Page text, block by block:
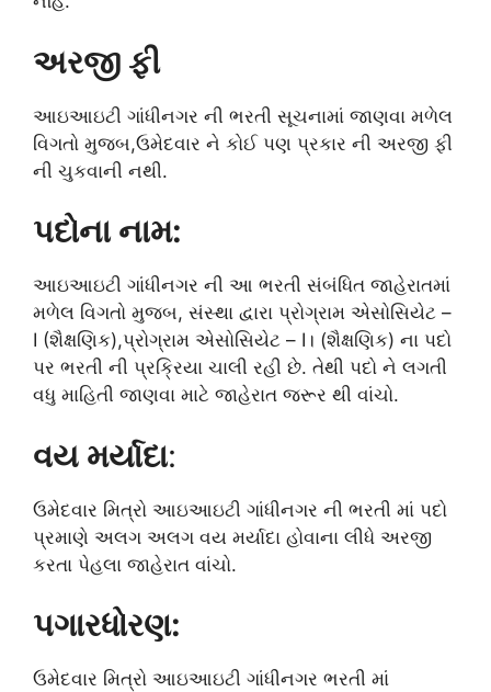
અરજી ફી
આઇઆઇટી ગાંધીનગર ની ભરતી સૂચનામાં જાણવા મળેલ
વિગતો મુજબ,ઉમેદવાર ને કોઈ પણ પ્રકાર ની અરજી ફી
ની ચુકવાની નથી.
પદોના નામ:
આઇઆઇટી ગાંધીનગર ની આ ભરતી સંબંધિત જાહેરાતમાં
મળેલ વિગતો મુજબ, સંસ્થા દ્વારા પ્રોગ્રામ એસોસિયેટ –
I (શૈક્ષણિક),પ્રોગ્રામ એસોસિયેટ – I। (શૈક્ષણિક) ના પદો
પર ભરતી ની પ્રક્રિયા ચાલી રહી છે. તેથી પદો ને લગતી
વધુ માહિતી જાણવા માટે જાહેરાત જરૂર થી વાંચો.
વય મર્યાદા:
ઉમેદવાર મિત્રો આઇઆઇટી ગાંધીનગર ની ભરતી માં પદો
પ્રમાણે અલગ અલગ વય મર્યાદા હોવાના લીધે અરજી
કરતા પેહલા જાહેરાત વાંચો.
પગારધોરણ:
ઉમેદવાર મિત્રો આઇઆઇટી ગાંધીનગર ભરતી માં